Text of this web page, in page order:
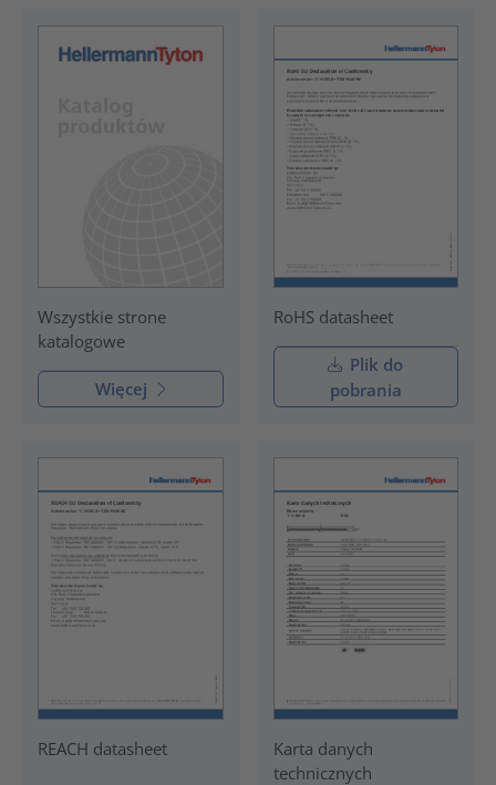
Wszystkie strone
katalogowe
Więcej
RoHS datasheet
Plik do
pobrania
REACH datasheet
Karta danych
technicznych